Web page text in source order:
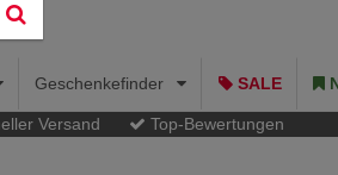
Geschenkefinder SALE
Versand Top-Bewertungen